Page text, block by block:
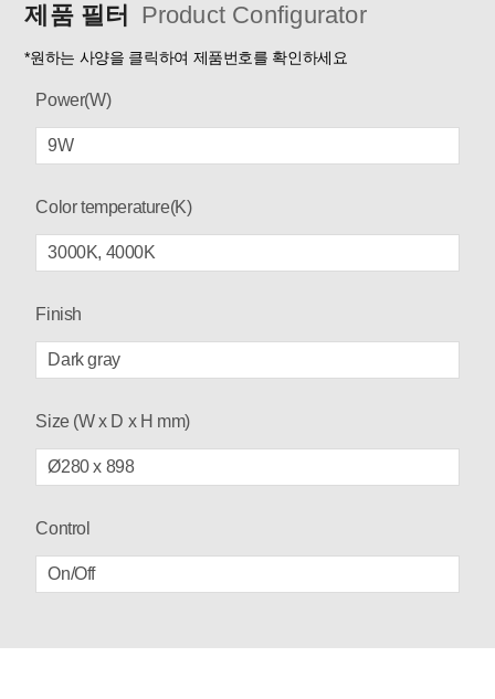
제품 필터 Product Configurator
*원하는 사양을 클릭하여 제품번호를 확인하세요
Power(W)
9W
Color temperature(K)
3000K, 4000K
Finish
Dark gray
Size (W x D x H mm)
Ø280 x 898
Control
On/Off